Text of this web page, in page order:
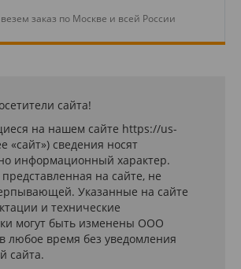
заказ по Москве и всей России
сайта!
на нашем сайте https://us-
«сайт») сведения носят
информационный характер.
на сайте, не
Указанные на сайте
и технические
могут быть изменены ООО
любое время без уведомления
сайта.